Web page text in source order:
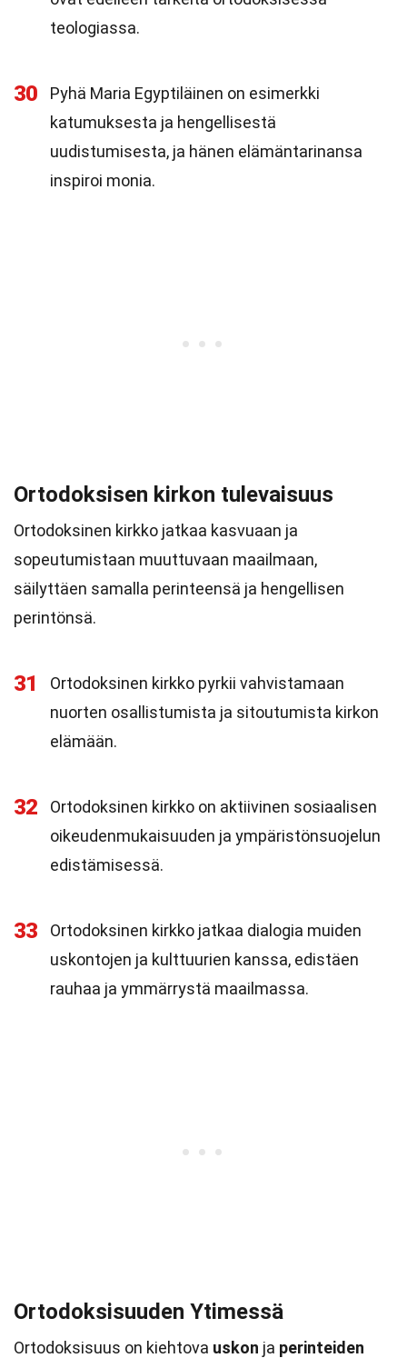
teologiassa.
30
Pyhä Maria Egyptiläinen on esimerkki
katumuksesta ja hengellisestä
uudistumisesta, ja hänen elämäntarinansa
inspiroi monia.
Ortodoksisen kirkon tulevaisuus
Ortodoksinen kirkko jatkaa kasvuaan ja
sopeutumistaan muuttuvaan maailmaan,
säilyttäen samalla perinteensä ja hengellisen
perintönsä.
31
Ortodoksinen kirkko pyrkii vahvistamaan
nuorten osallistumista ja sitoutumista kirkon
elämään.
32
Ortodoksinen kirkko on aktiivinen sosiaalisen
oikeudenmukaisuuden ja ympäristönsuojelun
edistämisessä.
33
Ortodoksinen kirkko jatkaa dialogia muiden
uskontojen ja kulttuurien kanssa, edistäen
rauhaa ja ymmärrystä maailmassa.
Ortodoksisuuden Ytimessä
Ortodoksisuus on kiehtova uskon ja perinteiden